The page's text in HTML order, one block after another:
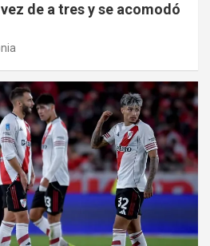
de a tres y se acomodó